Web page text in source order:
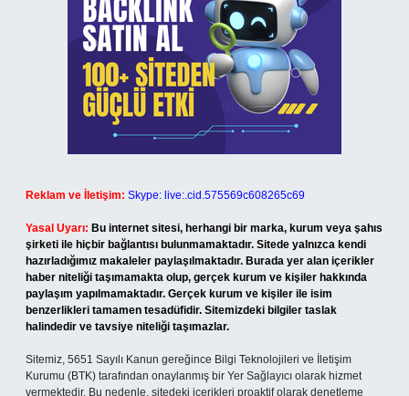
Reklam ve İletişim: Skype: live:.cid.575569c608265c69
Yasal Uyarı: Bu internet sitesi, herhangi bir marka, kurum veya şahıs
şirketi ile hiçbir bağlantısı bulunmamaktadır. Sitede yalnızca kendi
hazırladığımız makaleler paylaşılmaktadır. Burada yer alan içerikler
haber niteliği taşımamakta olup, gerçek kurum ve kişiler hakkında
paylaşım yapılmamaktadır. Gerçek kurum ve kişiler ile isim
benzerlikleri tamamen tesadüfidir. Sitemizdeki bilgiler taslak
halindedir ve tavsiye niteliği taşımazlar.
Sitemiz, 5651 Sayılı Kanun gereğince Bilgi Teknolojileri ve İletişim
Kurumu (BTK) tarafından onaylanmış bir Yer Sağlayıcı olarak hizmet
vermektedir. Bu nedenle, sitedeki içerikleri proaktif olarak denetleme